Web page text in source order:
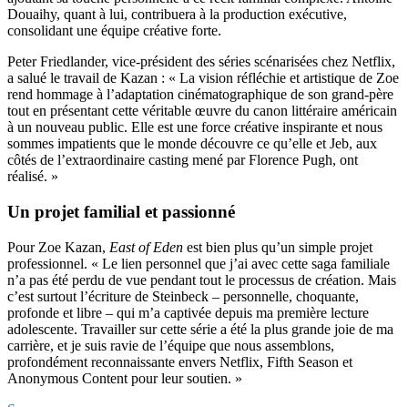
Douaihy, quant à lui, contribuera à la production exécutive,
consolidant une équipe créative forte.
Peter Friedlander, vice-président des séries scénarisées chez Netflix,
a salué le travail de Kazan : « La vision réfléchie et artistique de Zoe
rend hommage à l’adaptation cinématographique de son grand-père
tout en présentant cette véritable œuvre du canon littéraire américain
à un nouveau public. Elle est une force créative inspirante et nous
sommes impatients que le monde découvre ce qu’elle et Jeb, aux
côtés de l’extraordinaire casting mené par Florence Pugh, ont
réalisé. »
Un projet familial et passionné
Pour Zoe Kazan, East of Eden est bien plus qu’un simple projet
professionnel. « Le lien personnel que j’ai avec cette saga familiale
n’a pas été perdu de vue pendant tout le processus de création. Mais
c’est surtout l’écriture de Steinbeck – personnelle, choquante,
profonde et libre – qui m’a captivée depuis ma première lecture
adolescente. Travailler sur cette série a été la plus grande joie de ma
carrière, et je suis ravie de l’équipe que nous assemblons,
profondément reconnaissante envers Netflix, Fifth Season et
Anonymous Content pour leur soutien. »